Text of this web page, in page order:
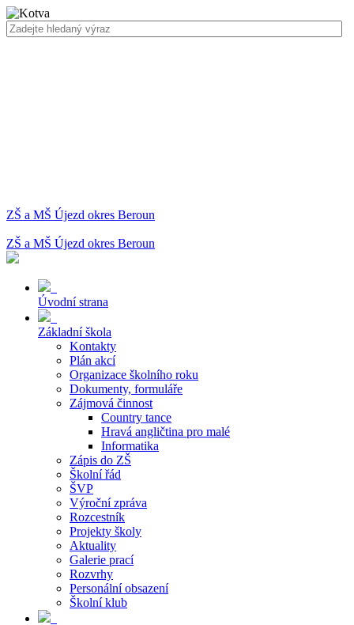
ZŠ a MŠ Újezd okres Beroun
ZŠ a MŠ Újezd okres Beroun
Úvodní strana
Základní škola
Kontakty
Plán akcí
Organizace školního roku
Dokumenty, formuláře
Zájmová činnost
Country tance
Hravá angličtina pro malé
Informatika
Zápis do ZŠ
Školní řád
ŠVP
Výroční zpráva
Rozcestník
Projekty školy
Aktuality
Galerie prací
Rozvrhy
Personální obsazení
Školní klub